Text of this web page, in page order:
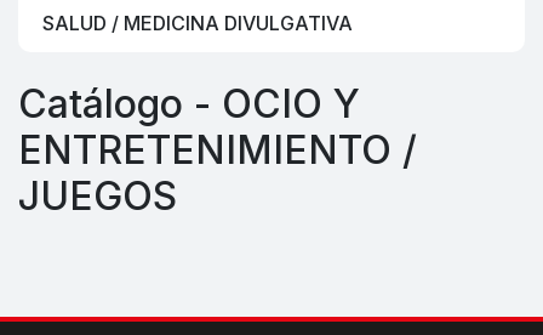
SALUD / MEDICINA DIVULGATIVA
Catálogo - OCIO Y
ENTRETENIMIENTO /
JUEGOS